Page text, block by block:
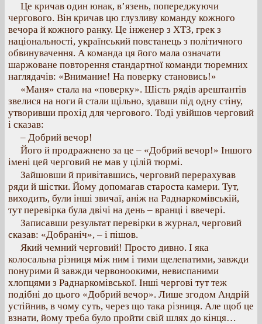
Це кричав один юнак, в’язень, попереджуючи
чергового. Він кричав цю глузливу команду кожного
вечора й кожного ранку. Це інженер з ХТЗ, грек з
національності, український повстанець з політичного
обвинувачення. А команда ця його мала означати
шаржоване повторення стандартної команди тюремних
наглядачів: «Внимание! На поверку становись!»
«Маня» стала на «поверку». Шість рядів арештантів
звелися на ноги й стали щільно, здавши під одну стіну,
утворивши прохід для чергового. Тоді увійшов черговий
і сказав:
– Добрий вечор!
Його й продражнено за це – «Добрий вечор!» Іншого
імені цей черговий не мав у цілій тюрмі.
Зайшовши й привітавшись, черговий перерахував
ряди й шістки. Йому допомагав староста камери. Тут,
виходить, були інші звичаї, аніж на Раднаркомівській,
тут перевірка була двічі на день – вранці і ввечері.
Записавши результат перевірки в журнал, черговий
сказав: «Добраніч», – і пішов.
Який чемний черговий! Просто дивно. І яка
колосальна різниця між ним і тими щелепатими, завжди
понурими й завжди червоноокими, невиспаними
хлопцями з Раднаркомівської. Інші чергові тут теж
подібні до цього «Добрий вечор». Лише згодом Андрій
устійнив, в чому суть, через що така різниця. Але щоб це
взнати, йому треба було пройти свій шлях до кінця…